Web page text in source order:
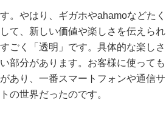
。やはり、ギガホやahamoなどたく
て、新しい価値や楽しさを伝えられ
ごく「透明」です。具体的な楽しさ
部分があります。お客様に使っても
あり、一番スマートフォンや通信サ
の世界だったのです。